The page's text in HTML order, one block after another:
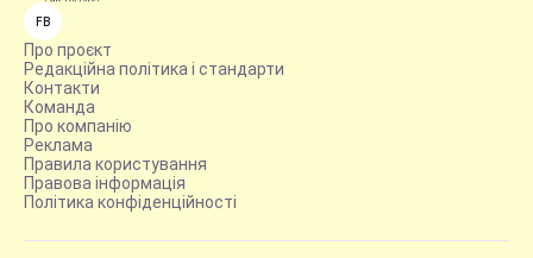
FB
Про проєкт
Редакційна політика і стандарти
Контакти
Команда
Про компанію
Реклама
Правила користування
Правова інформація
Політика конфіденційності